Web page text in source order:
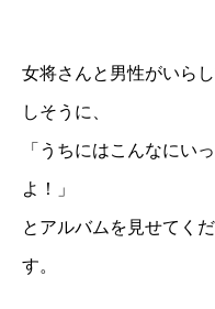
女将さんと男性がいら
しそうに、
「うちにはこんなにい
よ！」
とアルバムを見せてく
す。